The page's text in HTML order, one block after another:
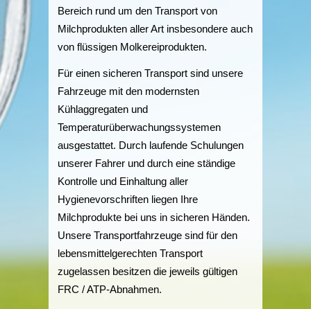
Bereich rund um den Transport von
Milchprodukten aller Art insbesondere auch
von flüssigen Molkereiprodukten.
Für einen sicheren Transport sind unsere
Fahrzeuge mit den modernsten
Kühlaggregaten und
Temperaturüberwachungssystemen
ausgestattet. Durch laufende Schulungen
unserer Fahrer und durch eine ständige
Kontrolle und Einhaltung aller
Hygienevorschriften liegen Ihre
Milchprodukte bei uns in sicheren Händen.
Unsere Transportfahrzeuge sind für den
lebensmittelgerechten Transport
zugelassen besitzen die jeweils gültigen
FRC / ATP-Abnahmen.